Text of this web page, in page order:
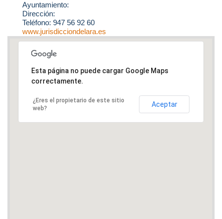
Ayuntamiento:
Dirección:
Teléfono: 947 56 92 60
www.jurisdicciondelara.es
Esta página no puede cargar Google Maps
correctamente.
¿Eres el propietario de este sitio
web?
Aceptar